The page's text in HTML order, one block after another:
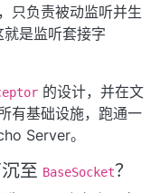
只负责被动监听并生
是监听套接字
的设计，并在文
有基础设施，跑通一
Server。
至 BaseSocket？